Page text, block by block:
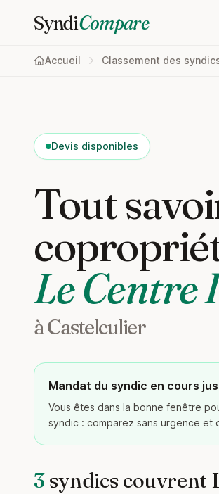
SyndiCompare
Accueil Classement des
Devis disponibles
Tout
Le Centre
à Castelculier
Mandat du syndic en cours
Vous êtes dans la bonne fenêtre
syndic : comparez sans urgence et
3syndics couvrent